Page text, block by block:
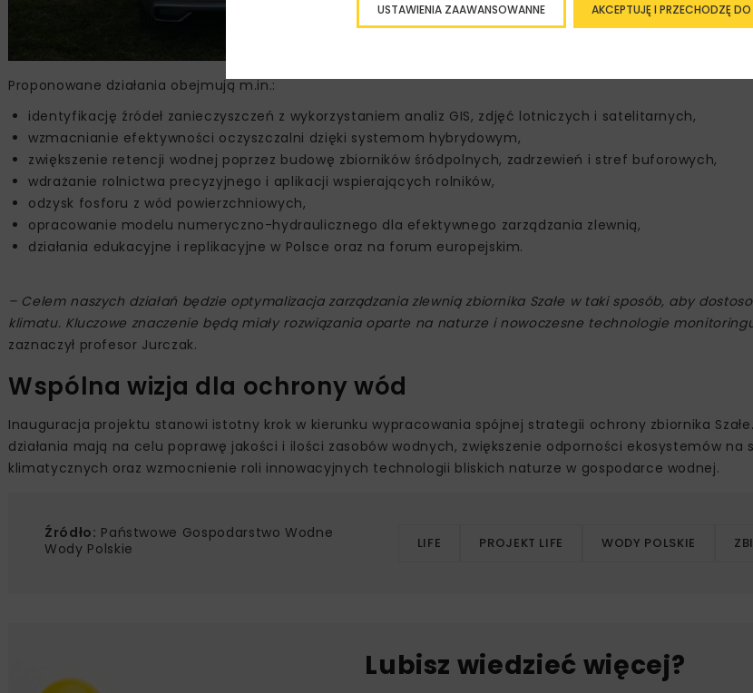
Proponowane działania obejmują m.in.:
identyfikację źródeł zanieczyszczeń z wykorzystaniem analiz GIS, zdjęć lotniczych i satelitarnych,
wzmacnianie efektywności oczyszczalni dzięki systemom hybrydowym,
zwiększenie retencji wodnej poprzez budowę zbiorników śródpolnych, zadrzewień i stref buforowych,
wdrażanie rolnictwa precyzyjnego i aplikacji wspierających rolników,
odzysk fosforu z wód powierzchniowych,
opracowanie modelu numeryczno-hydraulicznego dla efektywnego zarządzania zlewnią,
działania edukacyjne i replikacyjne w Polsce oraz na forum europejskim.
– Celem naszych działań będzie optymalizacja zarządzania zlewnią zbiornika Szałe w taki sposób, aby
klimatu. Kluczowe znaczenie będą miały rozwiązania oparte na naturze i nowoczesne technologie
zaznaczył profesor Jurczak.
Wspólna wizja dla ochrony wód
Inauguracja projektu stanowi istotny krok w kierunku wypracowania spójnej strategii ochrony zbiornika
działania mają na celu poprawę jakości i ilości zasobów wodnych, zwiększenie odporności ekosystemów na
klimatycznych oraz wzmocnienie roli innowacyjnych technologii bliskich naturze w gospodarce wodnej.
Źródło: Państwowe Gospodarstwo Wodne
Wody Polskie
LIFE PROJEKT LIFE WODY POLSKIE
Lubisz wiedzieć więcej?
AKCEPTUJĘ I PRZECHODZĘ DO
USTAWIENIA ZAAWANSOWANNE